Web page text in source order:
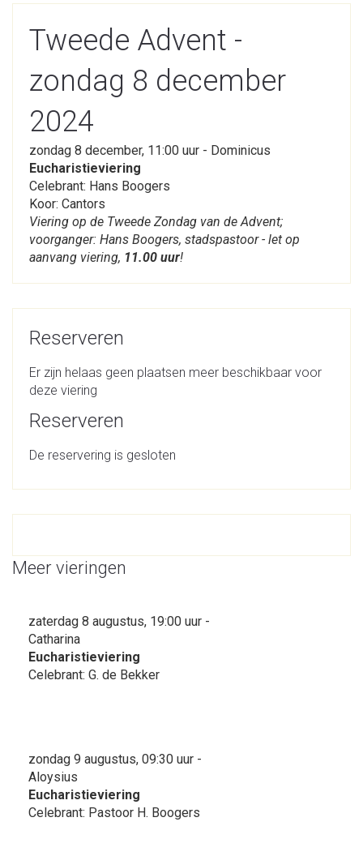
Tweede Advent -
zondag 8 december
2024
zondag 8 december, 11:00 uur - Dominicus
Eucharistieviering
Celebrant: Hans Boogers
Koor: Cantors
Viering op de Tweede Zondag van de Advent;
voorganger: Hans Boogers, stadspastoor - let op
aanvang viering, 11.00 uur!
Reserveren
Er zijn helaas geen plaatsen meer beschikbaar voor
deze viering
Reserveren
De reservering is gesloten
Meer vieringen
zaterdag 8 augustus, 19:00 uur -
Catharina
Eucharistieviering
Celebrant: G. de Bekker
zondag 9 augustus, 09:30 uur -
Aloysius
Eucharistieviering
Celebrant: Pastoor H. Boogers